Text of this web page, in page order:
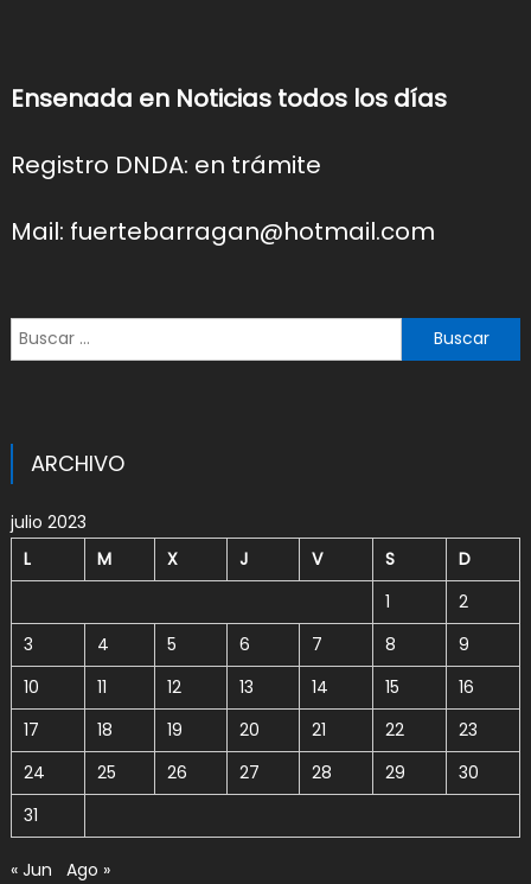
Ensenada en Noticias todos los días
Registro DNDA: en trámite
Mail: fuertebarragan@hotmail.com
Buscar:
ARCHIVO
julio 2023
L
M X J V S
D
1
2
3
4 5 6 7 8
9
10
11 12 13 14 15
16
17
18 19 20 21 22
23
24
25 26 27 28 29
30
31
« Jun Ago »